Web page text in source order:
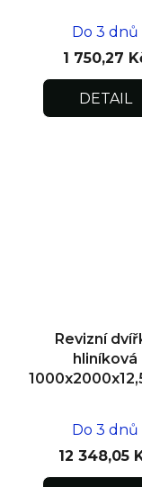
Do 3 dnů
1 750,27
DETAIL
Revizní
hliníková
Do 3 dnů
12 348,05